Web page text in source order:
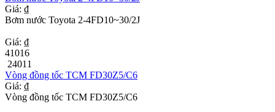
Giá: ₫
Bơm nước Toyota 2-4FD10~30/2J
Giá: ₫
41016
24011
Vòng đồng tốc TCM FD30Z5/C6
Giá: ₫
Vòng đồng tốc TCM FD30Z5/C6